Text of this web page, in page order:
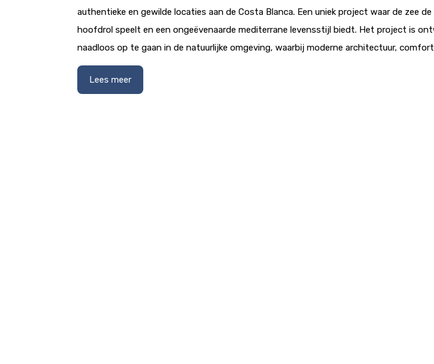
authentieke en gewilde locaties aan de Costa Blanca. Een uniek project waar de zee
hoofdrol speelt en een ongeëvenaarde mediterrane levensstijl biedt. Het project is
naadloos op te gaan in de natuurlijke omgeving, waarbij moderne architectuur,
Lees meer